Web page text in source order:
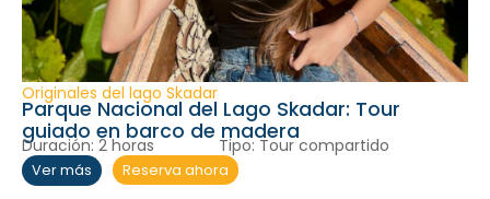
Originales del lago Skadar
Parque Nacional del Lago Skadar: Tour
guiado en barco de madera
Duración: 2 horas Tipo:Tour compartido
Ver más Reserva ahora